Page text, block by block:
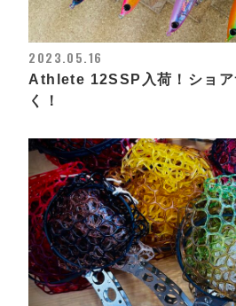
2023.05.16
Athlete 12SSP入荷！ショア
く！